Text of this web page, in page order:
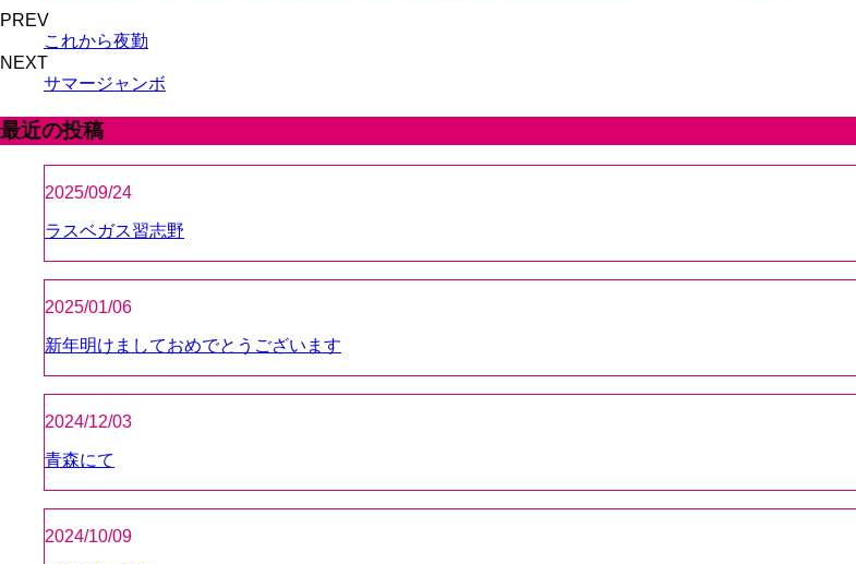
PREV
これから夜勤
NEXT
サマージャンボ
最近の投稿
2025/09/24
ラスベガス習志野
2025/01/06
新年明けましておめでとうございます
2024/12/03
青森にて
2024/10/09